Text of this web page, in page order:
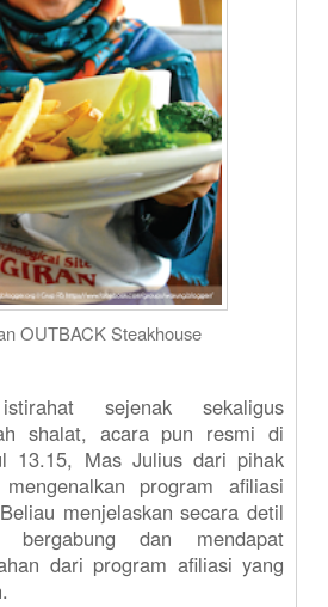
OUTBACK Steakhouse
sejenak sekaligus
shalat, acara pun resmi di
13.15, Mas Julius dari pihak
program afiliasi
menjelaskan secara detil
bergabung dan mendapat
dari program afiliasi yang